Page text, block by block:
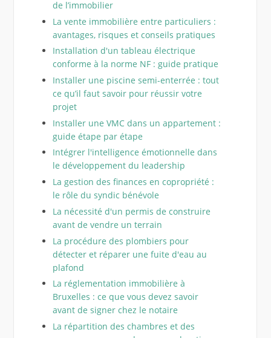
de l’immobilier
La vente immobilière entre particuliers :
avantages, risques et conseils pratiques
Installation d'un tableau électrique
conforme à la norme NF : guide pratique
Installer une piscine semi-enterrée : tout
ce qu’il faut savoir pour réussir votre
projet
Installer une VMC dans un appartement :
guide étape par étape
Intégrer l'intelligence émotionnelle dans
le développement du leadership
La gestion des finances en copropriété :
le rôle du syndic bénévole
La nécessité d'un permis de construire
avant de vendre un terrain
La procédure des plombiers pour
détecter et réparer une fuite d'eau au
plafond
La réglementation immobilière à
Bruxelles : ce que vous devez savoir
avant de signer chez le notaire
La répartition des chambres et des